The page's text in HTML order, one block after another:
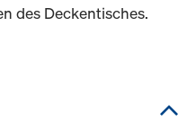
des Deckentisches.